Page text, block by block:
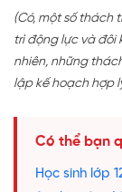
(Có, một số thách
trì động lực và đôi
nhiên, những
lập kế hoạch hợp
Có thể bạn
Học sinh lớp